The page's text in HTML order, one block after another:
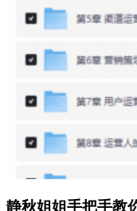
静秋姐姐手把手教